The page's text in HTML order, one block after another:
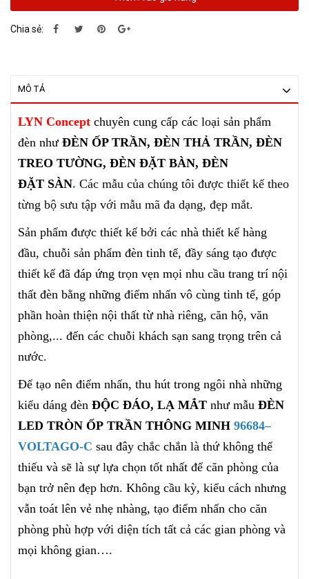
Chia sẻ:
MÔ TẢ
LYN Concept chuyên cung cấp các loại sản phẩm
đèn như ĐÈN ỐP TRẦN, ĐÈN THẢ TRẦN, ĐÈN
TREO TƯỜNG, ĐÈN ĐẶT BÀN, ĐÈN
ĐẶT SÀN. Các mẫu của chúng tôi được thiết kế theo
từng bộ sưu tập với mẫu mã đa dạng, đẹp mắt.
Sản phẩm được thiết kế bởi các nhà thiết kế hàng
đầu, chuỗi sản phẩm đèn tinh tế, đầy sáng tạo được
thiết kế đã đáp ứng trọn vẹn mọi nhu cầu trang trí nội
thất đèn bằng những điểm nhấn vô cùng tinh tế, góp
phần hoàn thiện nội thất từ nhà riêng, căn hộ, văn
phòng,... đến các chuỗi khách sạn sang trọng trên cả
nước.
Để tạo nên điểm nhấn, thu hút trong ngôi nhà những
kiểu dáng đèn ĐỘC ĐÁO, LẠ MẮT như mẫu ĐÈN
LED TRÒN ỐP TRẦN THÔNG MINH 96684–
VOLTAGO-C sau đây chắc chắn là thứ không thể
thiếu và sẽ là sự lựa chọn tốt nhất để căn phòng của
bạn trở nên đẹp hơn. Không cầu kỳ, kiểu cách nhưng
vẫn toát lên vẻ nhẹ nhàng, tạo điểm nhấn cho căn
phòng phù hợp với diện tích tất cả các gian phòng và
mọi không gian….